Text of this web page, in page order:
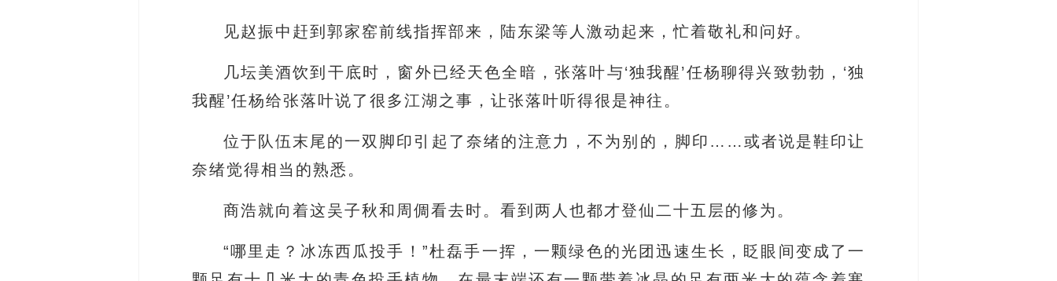
见赵振中赶到郭家窑前线指挥部来，陆东梁等人激动起来，忙着敬礼和问好。
几坛美酒饮到干底时，窗外已经天色全暗，张落叶与‘独我醒’任杨聊得兴致勃勃，‘独
我醒’任杨给张落叶说了很多江湖之事，让张落叶听得很是神往。
位于队伍末尾的一双脚印引起了奈绪的注意力，不为别的，脚印……或者说是鞋印让
奈绪觉得相当的熟悉。
商浩就向着这吴子秋和周倜看去时。看到两人也都才登仙二十五层的修为。
“哪里走？冰冻西瓜投手！”杜磊手一挥，一颗绿色的光团迅速生长，眨眼间变成了一